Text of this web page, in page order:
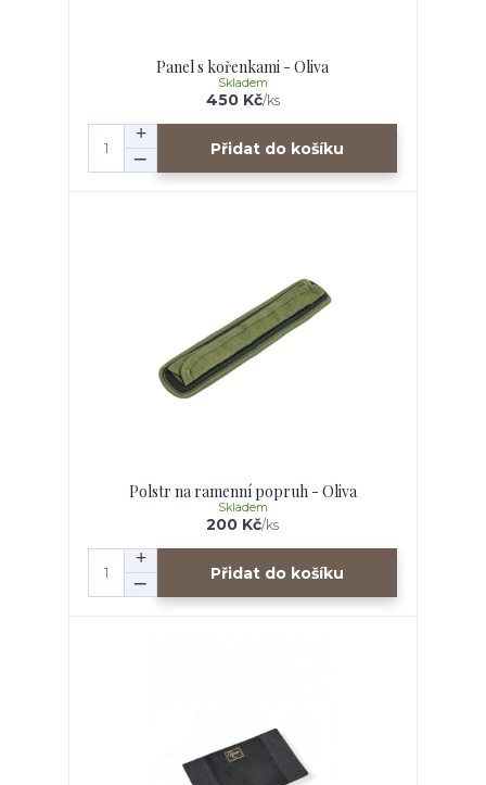
Panel s kořenkami - Oliva
450 Kč/ks
Skladem
Přidat do košíku
Polstr na ramenní popruh - Oliva
200 Kč/ks
Skladem
Přidat do košíku